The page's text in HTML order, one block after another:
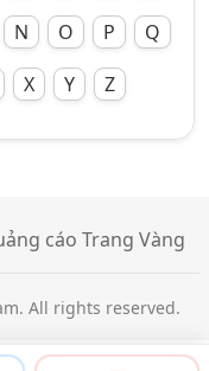
N O P
Q
X Y Z
cáo Trang Vàng
All rights reserved.